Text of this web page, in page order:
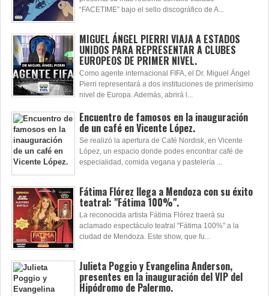
“FACETIME” bajo el sello discográfico de A...
MIGUEL ÁNGEL PIERRI VIAJA A ESTADOS
UNIDOS PARA REPRESENTAR A CLUBES
EUROPEOS DE PRIMER NIVEL.
Como agente internacional FIFA, el Dr. Miguel Ángel
Pierri representará a dos instituciones de primerísimo
nivel de Europa. Además, abrirá l...
Encuentro de famosos en la inauguración
de un café en Vicente López.
Se realizó la apertura de Café Nordisk, en Vicente
López, un espacio donde podes encontrar café de
especialidad, comida vegana y pastelería ...
Fátima Flórez llega a Mendoza con su éxito
teatral: "Fátima 100%".
La reconocida artista Fátima Flórez traerá su
aclamado espectáculo teatral "Fátima 100%" a la
ciudad de Mendoza. Este show, que fu...
Julieta Poggio y Evangelina Anderson,
presentes en la inauguración del VIP del
Hipódromo de Palermo.